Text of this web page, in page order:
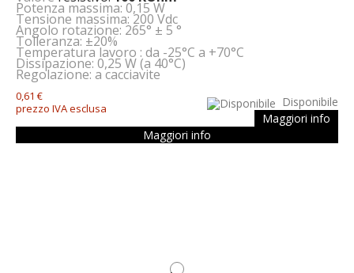
Potenza massima: 0,15 W
Tensione massima: 200 Vdc
Angolo rotazione: 265° ± 5 °
Tolleranza: ±20%
Temperatura lavoro : da -25°C a +70°C
Dissipazione: 0,25 W (a 40°C)
Regolazione: a cacciavite
0,61 €
prezzo IVA esclusa
Disponibile
Maggiori info
Maggiori info